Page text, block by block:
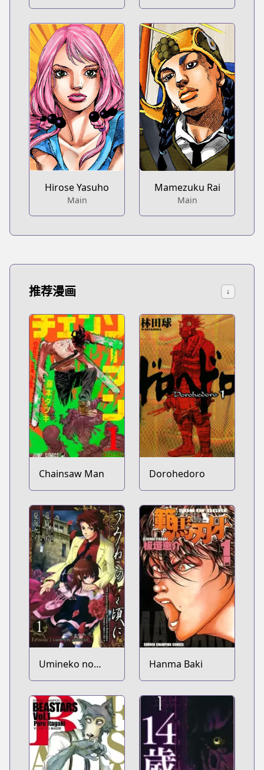
Hirose Yasuho
Main
Mamezuku Rai
Main
推荐漫画 ↓
Chainsaw Man Dorohedoro
Umineko no
Naku Koro ni -
Episode 1:
Legend of the
Golden Witch
Hanma Baki